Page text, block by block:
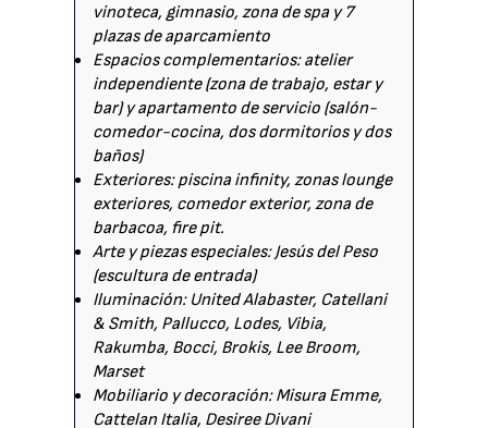
vinoteca, gimnasio, zona de spa y 7
plazas de aparcamiento
Espacios complementarios: atelier
independiente (zona de trabajo, estar y
bar) y apartamento de servicio (salón-
comedor-cocina, dos dormitorios y dos
baños)
Exteriores: piscina infinity, zonas lounge
exteriores, comedor exterior, zona de
barbacoa, fire pit.
Arte y piezas especiales: Jesús del Peso
(escultura de entrada)
Iluminación: United Alabaster, Catellani
& Smith, Pallucco, Lodes, Vibia,
Rakumba, Bocci, Brokis, Lee Broom,
Marset
Mobiliario y decoración: Misura Emme,
Cattelan Italia, Desiree Divani